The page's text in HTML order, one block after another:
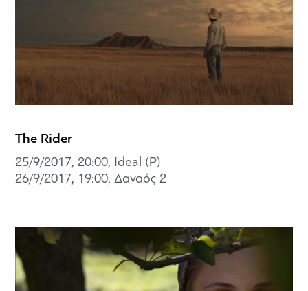
The Rider
25/9/2017, 20:00, Ideal (P)
26/9/2017, 19:00,Δαναός 2